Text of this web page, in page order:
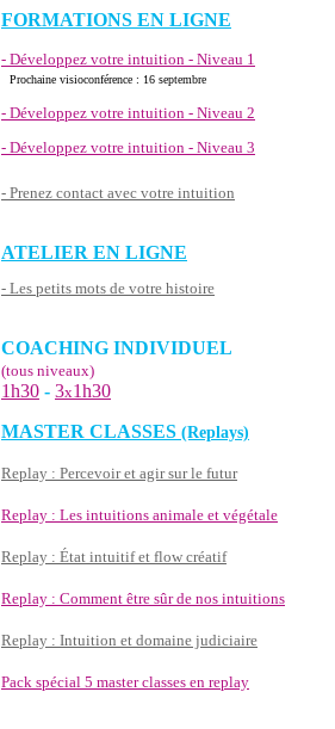
FORMATIONS EN LIGNE
- Développez votre intuition - Niveau 1
Prochaine visioconférence : 16 septembre
- Développez votre intuition - Niveau 2
- Développez votre intuition - Niveau 3
- Prenez contact avec votre intuition
ATELIER EN LIGNE
- Les petits mots de votre histoire
COACHING INDIVIDUEL
(tous niveaux)
1h30 - 3x1h30
MASTER CLASSES (Replays)
Replay : Percevoir et agir sur le futur
Replay : Les intuitions animale et végétale
Replay : État intuitif et flow créatif
Replay : Comment être sûr de nos intuitions
Replay : Intuition et domaine judiciaire
Pack spécial 5 master classes en replay